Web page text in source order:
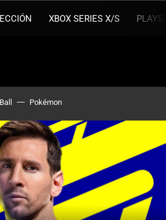
XBOX SERIES X/S
Pokémon